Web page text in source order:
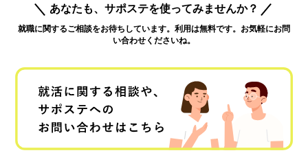
あなたも、サポステを使ってみませんか？
就職に関するご相談をお待ちしています。利用は無料です。お気軽にお問
い合わせくださいね。